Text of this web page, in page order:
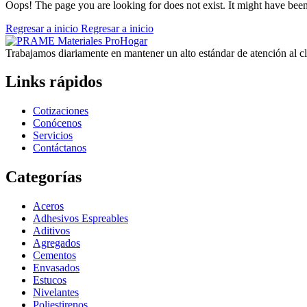
Oops! The page you are looking for does not exist. It might have
Regresar a inicio Regresar a inicio
Trabajamos diariamente en mantener un alto estándar de atención
Links rápidos
Cotizaciones
Conócenos
Servicios
Contáctanos
Categorías
Aceros
Adhesivos Espreables
Aditivos
Agregados
Cementos
Envasados
Estucos
Nivelantes